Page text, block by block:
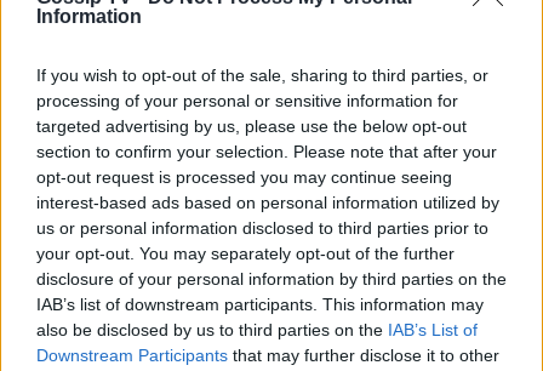
Information
If you wish to opt-out of the sale, sharing to third parties, or
processing of your personal or sensitive information for
targeted advertising by us, please use the below opt-out
section to confirm your selection. Please note that after your
opt-out request is processed you may continue seeing
interest-based ads based on personal information utilized by
us or personal information disclosed to third parties prior to
your opt-out. You may separately opt-out of the further
disclosure of your personal information by third parties on the
IAB’s list of downstream participants. This information may
also be disclosed by us to third parties on the IAB’s List of
Downstream Participants that may further disclose it to other
Λυδία Κονιόρδου: «Δεν νιώθω ότι
MEDIA
Για Σένα spoiler: Στους πέντε
δρόμους η Αλίκη - Της γυρίζουν όλοι
την πλάτη
SHOWBIZ
ΟΛΕΣ ΟΙ ΕΙΔΗΣΕΙΣ
DPG NETWORK